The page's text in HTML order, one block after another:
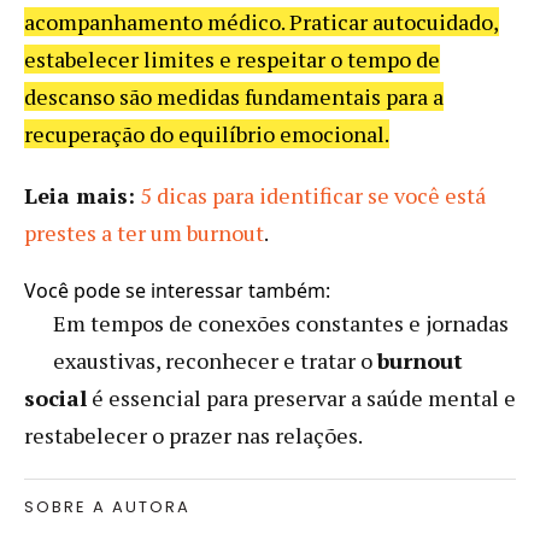
acompanhamento médico. Praticar autocuidado,
estabelecer limites e respeitar o tempo de
descanso são medidas fundamentais para a
recuperação do equilíbrio emocional.
Leia mais: 5 dicas para identificar se você está
prestes a ter um burnout.
Você pode se interessar também:
Em tempos de conexões constantes e jornadas
exaustivas, reconhecer e tratar oburnout
social é essencial para preservar a saúde mental e
restabelecer o prazer nas relações.
SOBRE A AUTORA